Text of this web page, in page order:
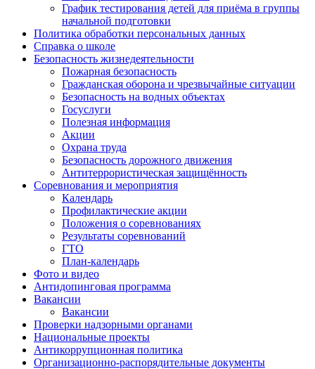
График тестирования детей для приёма в группы
начальной подготовки
Политика обработки персональных данных
Справка о школе
Безопасность жизнедеятельности
Пожарная безопасность
Гражданская оборона и чрезвычайные ситуации
Безопасность на водных объектах
Госуслуги
Полезная информация
Акции
Охрана труда
Безопасность дорожного движения
Антитеррористическая защищённость
Соревнования и мероприятия
Календарь
Профилактические акции
Положения о соревнованиях
Результаты соревнований
ГТО
План-календарь
Фото и видео
Антидопинговая программа
Вакансии
Вакансии
Проверки надзорными органами
Национальные проекты
Антикоррупционная политика
Организационно-распорядительные документы